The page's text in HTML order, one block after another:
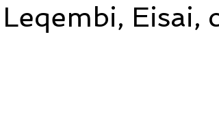
Leqembi, Eisai,